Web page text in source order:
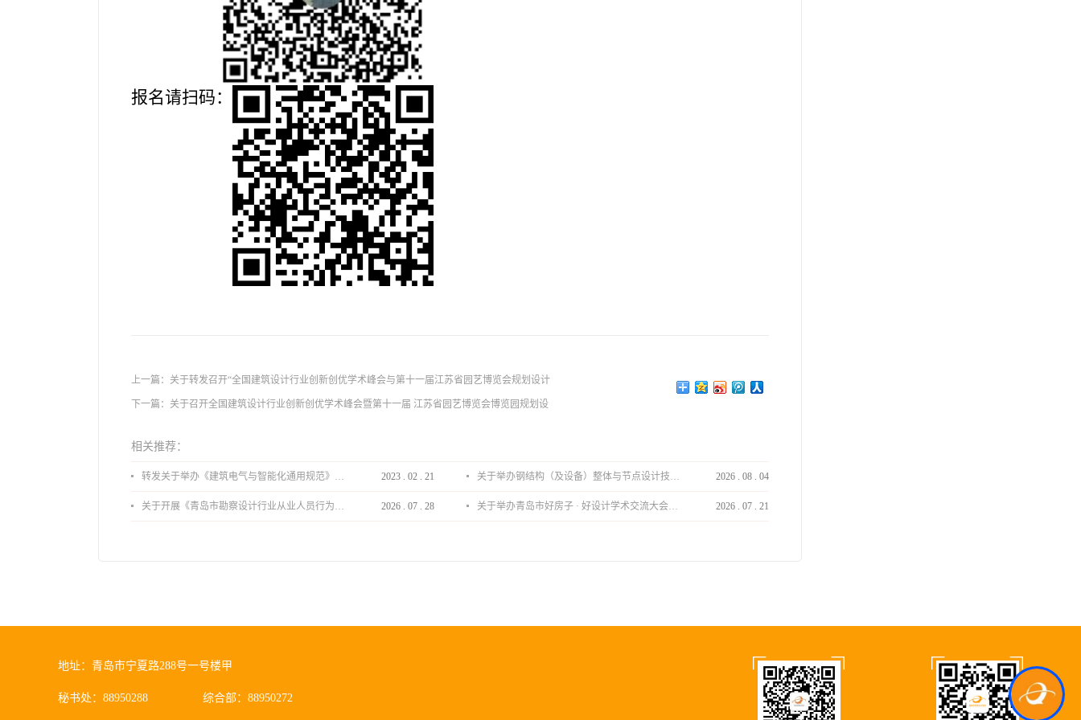
报名请扫码：
上一篇： 关于转发召开“全国建筑设计行业创新创优学术峰会与第十一届江苏省园艺博览会规划设计
下一篇： 关于召开全国建筑设计行业创新创优学术峰会暨第十一届 江苏省园艺博览会博览园规划设
相关推荐：
转发关于举办《建筑电气与智能化通用规范》 GB55024-2022公益宣贯的通知 2023 . 02 . 21 关于举办钢结构（及设备）整体与节点设计技术分享会的通知 2026 . 08 . 04
关于开展《青岛市勘察设计行业从业人员行为导则》、《青岛市住宅工程设计审查品质提升指引（2026版）》宣贯活动的通知 2026 . 07 . 28 关于举办青岛市好房子 · 好设计学术交流大会的通知 2026 . 07 . 21
地址：青岛市宁夏路288号一号楼甲
秘书处：88950288 综合部：88950272 Kcs.Ai